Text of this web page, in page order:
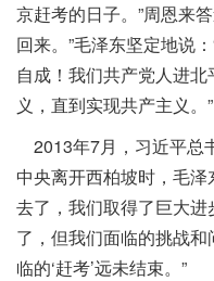
京赶考的日子。”周恩来
回来。”毛泽东坚定地说
自成！我们共产党人进
义，直到实现共产主义。”
2013年7月，习近平总
中央离开西柏坡时，毛泽
去了，我们取得了巨大
了，但我们面临的挑战
临的‘赶考’远未结束。”